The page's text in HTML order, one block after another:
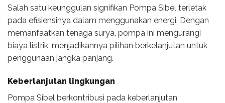
Salah satu keunggulan signifikan Pompa Sibel terletak
pada efisiensinya dalam menggunakan energi. Dengan
memanfaatkan tenaga surya, pompa ini mengurangi
biaya listrik, menjadikannya pilihan berkelanjutan untuk
penggunaan jangka panjang.
Keberlanjutan lingkungan
Pompa Sibel berkontribusi pada keberlanjutan